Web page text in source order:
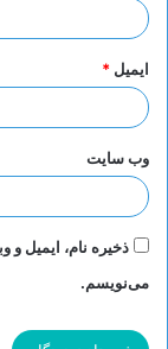
ایمیل *
وب‌ سایت
ذخیره نام، ایمیل و
می‌نویسم.